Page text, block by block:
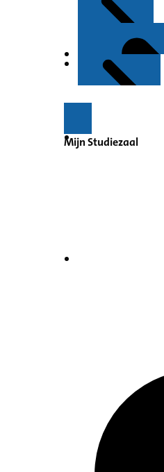
Kenmerken
Inleiding
Inventaris
Mijn Studiezaal